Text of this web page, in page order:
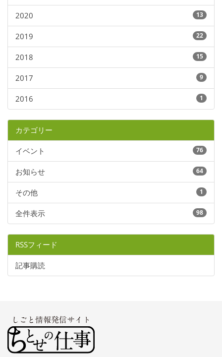
2020 13
2019 22
2018 15
2017 9
2016 1
カテゴリー
イベント 76
お知らせ 64
その他 1
全件表示 98
RSSフィード
記事購読